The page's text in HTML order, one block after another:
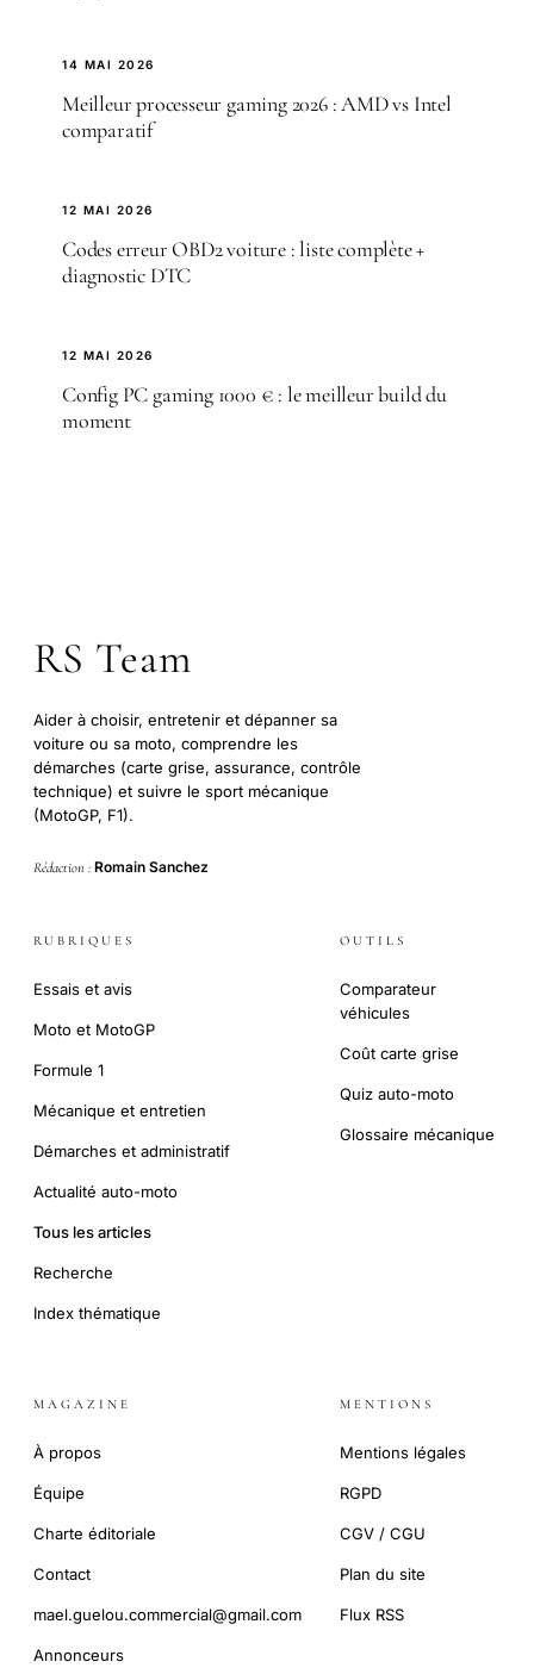
14 MAI 2026
Meilleur processeur gaming 2026 : AMD vs Intel
comparatif
12 MAI 2026
Codes erreur OBD2 voiture : liste complète +
diagnostic DTC
12 MAI 2026
Config PC gaming 1000 € : le meilleur build du
moment
RS Team
Aider à choisir, entretenir et dépanner sa
voiture ou sa moto, comprendre les
démarches (carte grise, assurance, contrôle
technique) et suivre le sport mécanique
(MotoGP, F1).
Rédaction : Romain Sanchez
RUBRIQUES
Essais et avis
Moto et MotoGP
Formule 1
Mécanique et entretien
Démarches et administratif
Actualité auto-moto
Tous les articles
Recherche
Index thématique
OUTILS
Comparateur
véhicules
Coût carte grise
Quiz auto-moto
Glossaire mécanique
MAGAZINE
À propos
Équipe
Charte éditoriale
Contact
mael.guelou.commercial@gmail.com
Annonceurs
MENTIONS
Mentions légales
RGPD
CGV / CGU
Plan du site
Flux RSS